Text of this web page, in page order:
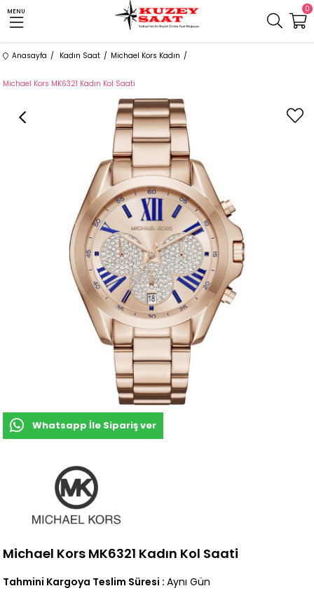
MENU 0
Anasayfa Kadın Saat Michael Kors Kadın
Michael Kors MK6321 Kadın Kol Saati
Whatsapp İle Sipariş ver
Michael Kors MK6321 Kadın Kol Saati
Tahmini Kargoya Teslim Süresi : Aynı Gün